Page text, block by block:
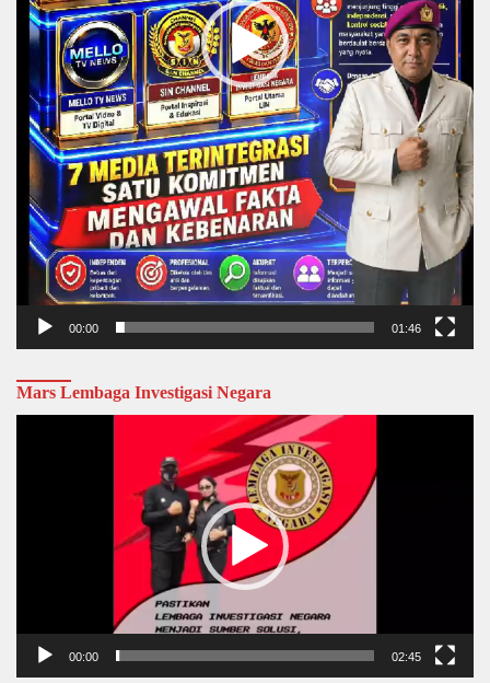
00:00 01:46
Mars Lembaga Investigasi Negara
00:00 02:45